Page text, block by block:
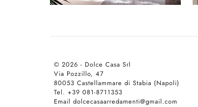
© 2026 - Dolce Casa Srl
Via Pozzillo, 47
80053 Castellammare di Stabia (Napoli)
Tel. +39 081-8711353
Email dolcecasaarredamenti@gmail.com